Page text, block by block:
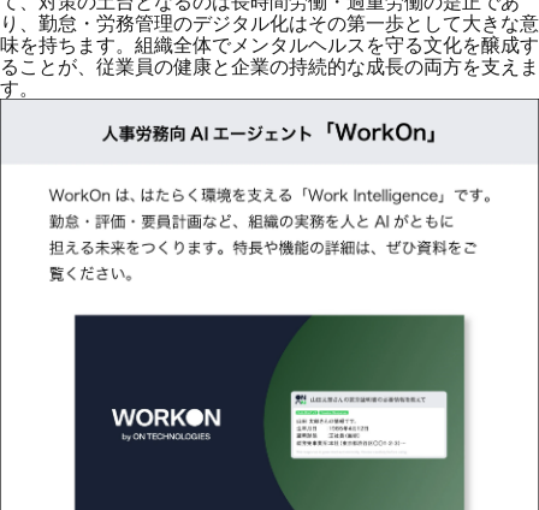
り、勤怠・労務管理のデジタル化はその第一歩として大きな意
味を持ちます。組織全体でメンタルヘルスを守る文化を醸成す
ることが、従業員の健康と企業の持続的な成長の両方を支えま
す。